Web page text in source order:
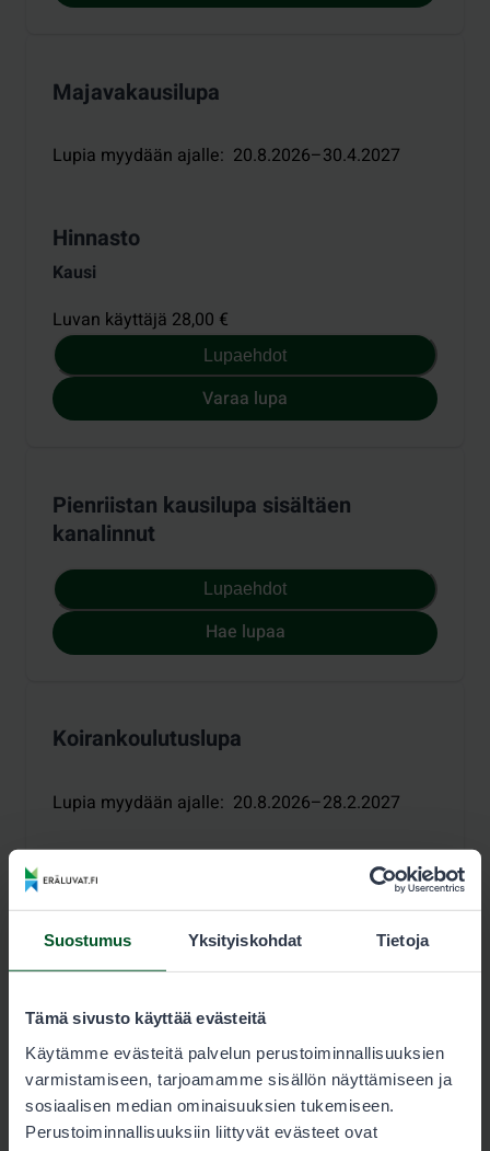
Suostumus Yksityiskohdat Tietoja
Tämä sivusto käyttää evästeitä
Käytämme evästeitä palvelun perustoiminnallisuuksien
varmistamiseen, tarjoamamme sisällön näyttämiseen ja
sosiaalisen median ominaisuuksien tukemiseen.
Perustoiminnallisuuksiin liittyvät evästeet ovat
Majavakausilupa
Lupia myydään ajalle: 20.8.2026–30.4.2027
Hinnasto
Kausi
Luvan käyttäjä 28,00 €
Lupaehdot
Varaa lupa
Pienriistan kausilupa sisältäen
kanalinnut
Lupaehdot
Hae lupaa
Koirankoulutuslupa
Lupia myydään ajalle: 20.8.2026–28.2.2027
Hinnasto
Kausi
Luvan käyttäjä 30,00 €
Varaa lupa